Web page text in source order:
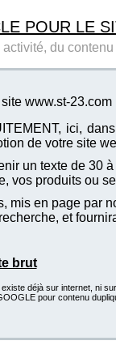
POUR LE
du
www.st-23.com
ici,
de votre site
un texte de 30
vos produits ou
mis en page par
et
brut
déjà sur internet, ni
pour contenu